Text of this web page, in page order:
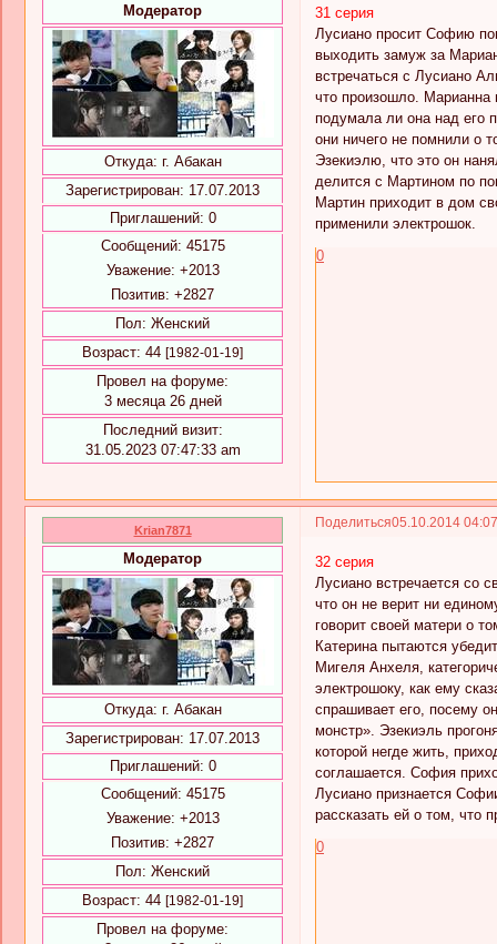
Модератор
Откуда: г. Абакан
Зарегистрирован: 17.07.2013
Приглашений: 0
Сообщений: 45175
Уважение: +2013
Позитив: +2827
Пол: Женский
Возраст: 44 [1982-01-19]
Провел на форуме:
3 месяца 26 дней
Последний визит:
31.05.2023 07:47:33 am
31 серия
Лусиано просит Софию
выходить замуж за
встречаться с Лусиано
что произошло. Марианна
подумала ли она над его
они ничего не помнили о
Эзекиэлю, что это он
делится с Мартином по
Мартин приходит в дом
применили электрошок.
0
Поделиться05.10.2014
Krian7871
Модератор
Откуда: г. Абакан
Зарегистрирован: 17.07.2013
Приглашений: 0
Сообщений: 45175
Уважение: +2013
Позитив: +2827
Пол: Женский
Возраст: 44 [1982-01-19]
Провел на форуме:
32 серия
Лусиано встречается со
что он не верит ни
говорит своей матери о
Катерина пытаются
Мигеля Анхеля,
электрошоку, как ему
спрашивает его, посему
монстр». Эзекиэль
которой негде жить,
соглашается. София
Лусиано признается
рассказать ей о том, что
0